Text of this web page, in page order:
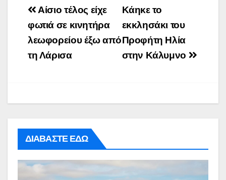
Post
navigation
Κάηκε το
εκκλησάκι του
Προφήτη Ηλία
στην Κάλυμνο
Αίσιο τέλος είχε
φωτιά σε κινητήρα
λεωφορείου έξω από
τη Λάρισα
ΔΙΑΒΑΣΤΕ ΕΔΩ